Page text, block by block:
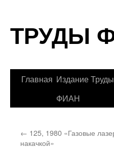
содержимому
ТРУДЫ
Главная Издание Труды
ФИАН
← 125, 1980 «Газовые
накачкой»